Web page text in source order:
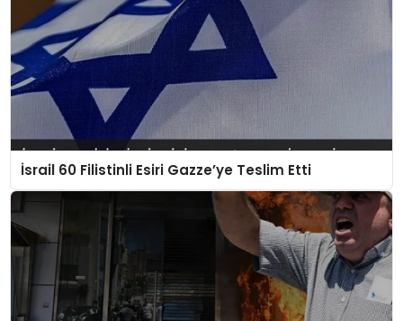
İsrail 60 Filistinli Esiri Gazze’ye Teslim Etti